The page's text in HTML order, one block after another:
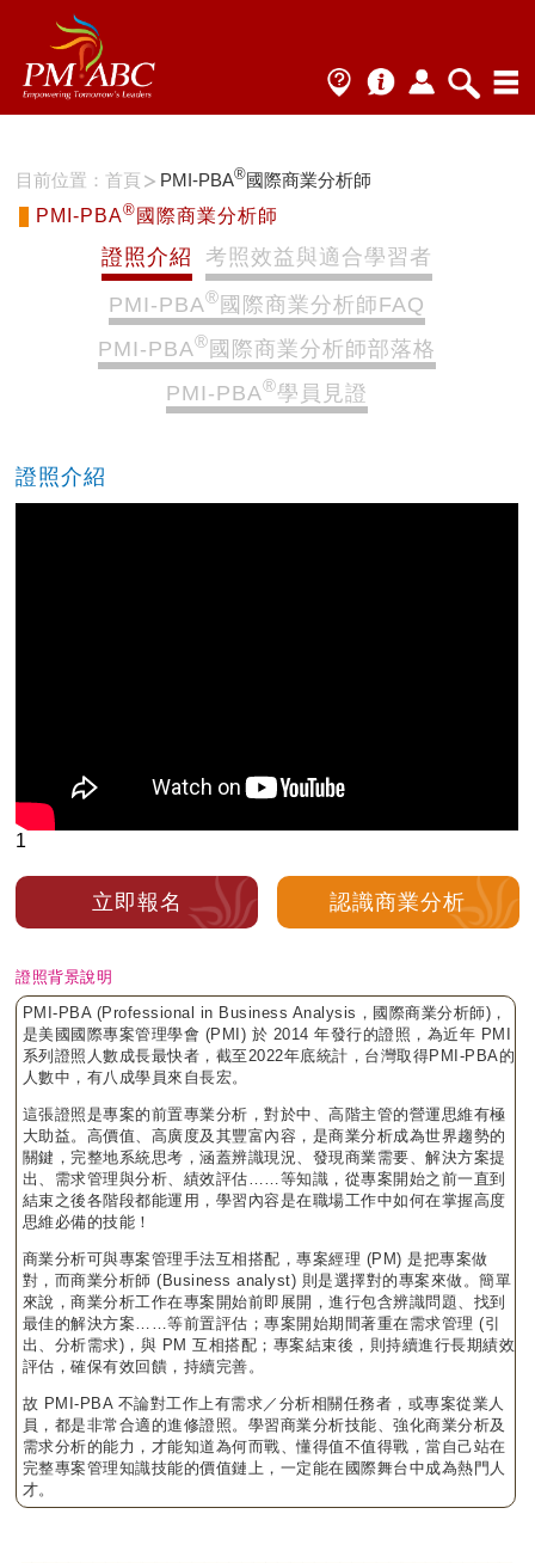
目前位置：首頁 PMI-PBA®國際商業分析師
PMI-PBA® 國際商業分析師
證照介紹
考照效益與適合學習者
PMI-PBA® 國際商業分析師FAQ
PMI-PBA® 國際商業分析師部落格
PMI-PBA®學員見證
證照介紹
1
立即報名 認識商業分析
證照背景說明
PMI-PBA (Professional in Business Analysis，國際商業分析師)，
是美國國際專案管理學會 (PMI) 於 2014 年發行的證照，為近年 PMI
系列證照人數成長最快者，截至2022年底統計，台灣取得PMI-PBA的
人數中，有八成學員來自長宏。
這張證照是專案的前置專業分析，對於中、高階主管的營運思維有極
大助益。高價值、高廣度及其豐富內容，是商業分析成為世界趨勢的
關鍵，完整地系統思考，涵蓋辨識現況、發現商業需要、解決方案提
出、需求管理與分析、績效評估……等知識，從專案開始之前一直到
結束之後各階段都能運用，學習內容是在職場工作中如何在掌握高度
思維必備的技能！
商業分析可與專案管理手法互相搭配，專案經理 (PM) 是把專案做
對，而商業分析師 (Business analyst) 則是選擇對的專案來做。簡單
來說，商業分析工作在專案開始前即展開，進行包含辨識問題、找到
最佳的解決方案……等前置評估；專案開始期間著重在需求管理 (引
出、分析需求)，與 PM 互相搭配；專案結束後，則持續進行長期績效
評估，確保有效回饋，持續完善。
故 PMI-PBA 不論對工作上有需求／分析相關任務者，或專案從業人
員，都是非常合適的進修證照。學習商業分析技能、強化商業分析及
需求分析的能力，才能知道為何而戰、懂得值不值得戰，當自己站在
完整專案管理知識技能的價值鏈上，一定能在國際舞台中成為熱門人
才。